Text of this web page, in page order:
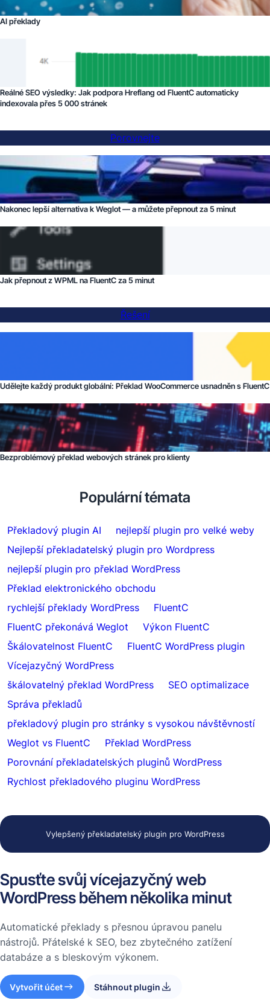
AI překlady
Reálné SEO výsledky: Jak podpora Hreflang od FluentC automaticky
indexovala přes 5 000 stránek
Porovnejte
Nakonec lepší alternativa k Weglot — a můžete přepnout za 5 minut
Jak přepnout z WPML na FluentC za 5 minut
Řešení
Udělejte každý produkt globální: Překlad WooCommerce usnadněn s FluentC
Bezproblémový překlad webových stránek pro klienty
Populární témata
Překladový plugin AI
nejlepší plugin pro velké weby
Nejlepší překladatelský plugin pro Wordpress
nejlepší plugin pro překlad WordPress
Překlad elektronického obchodu
rychlejší překlady WordPress
FluentC
FluentC překonává Weglot
Výkon FluentC
Škálovatelnost FluentC
FluentC WordPress plugin
Vícejazyčný WordPress
škálovatelný překlad WordPress
SEO optimalizace
Správa překladů
překladový plugin pro stránky s vysokou návštěvností
Weglot vs FluentC
Překlad WordPress
Porovnání překladatelských pluginů WordPress
Rychlost překladového pluginu WordPress
Vylepšený překladatelský plugin pro WordPress
Spusťte svůj vícejazyčný web
WordPress během několika minut
Automatické překlady s přesnou úpravou panelu
nástrojů. Přátelské k SEO, bez zbytečného zatížení
databáze a s bleskovým výkonem.
Vytvořit účet Stáhnout plugin